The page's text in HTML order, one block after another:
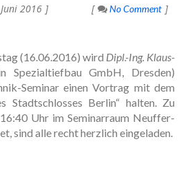
2016
No Comment
(16.06.2016) wird Dipl.-Ing. Klaus-
Spezialtiefbau GmbH, Dresden)
Seminar einen Vortrag mit dem
Stadtschlosses Berlin“ halten. Zu
Uhr im Seminarraum Neuffer-
sind alle recht herzlich eingeladen.